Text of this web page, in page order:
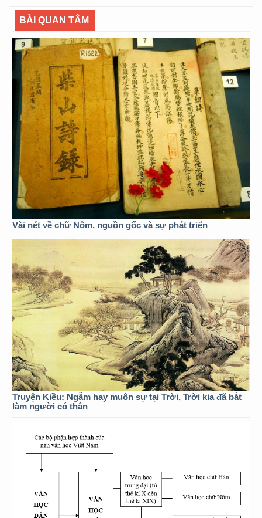
BÀI QUAN TÂM
Vài nét về chữ Nôm, nguồn gốc và sự phát triển
Truyện Kiều: Ngẫm hay muôn sự tại Trời, Trời kia đã bắt
làm người có thân